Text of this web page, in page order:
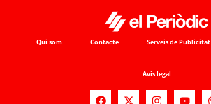
Qui som Contacte Serveis de Publicitat
Avís legal